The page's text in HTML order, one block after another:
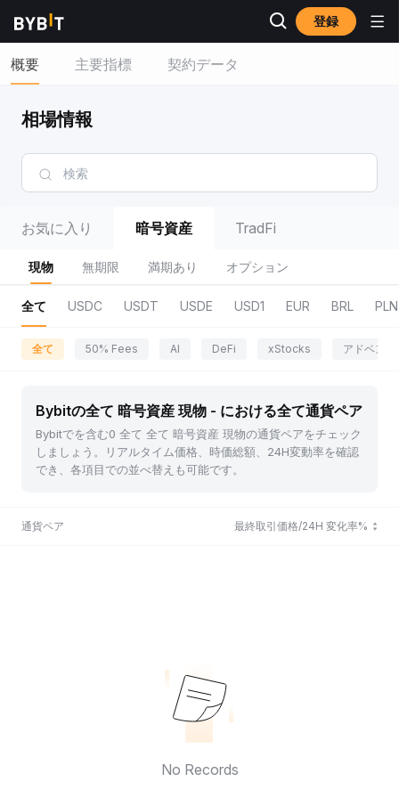
登録
概要 主要指標 契約データ
相場情報
お気に入り 暗号資産 TradFi
現物 無期限 満期あり オプション
全て USDC USDT USDE USD1 EUR BRL PLN
全て 50% Fees AI DeFi xStocks アドベン
Bybitの全て 暗号資産 現物 - における全て通貨ペア
Bybitでを含む0 全て 全て 暗号資産 現物の通貨ペアをチェック
しましょう。リアルタイム価格、時価総額、24H変動率を確認
でき、各項目での並べ替えも可能です。
通貨ペア 最終取引価格/24H 変化率%
No Records